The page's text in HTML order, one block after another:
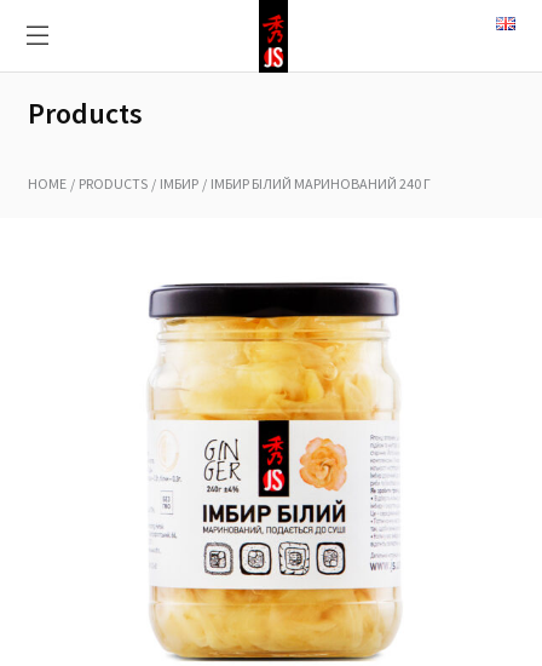
Products
HOME PRODUCTS ІМБИР ІМБИР БІЛИЙ МАРИНОВАНИЙ 240 Г